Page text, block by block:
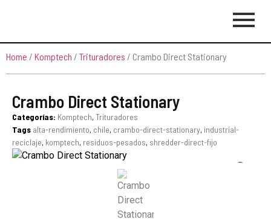
Home / Komptech / Trituradores / Crambo Direct Stationary
Crambo Direct Stationary
Categorías: Komptech, Trituradores
Tags alta-rendimiento, chile, crambo-direct-stationary, industrial-
reciclaje, komptech, residuos-pesados, shredder-direct-fijo